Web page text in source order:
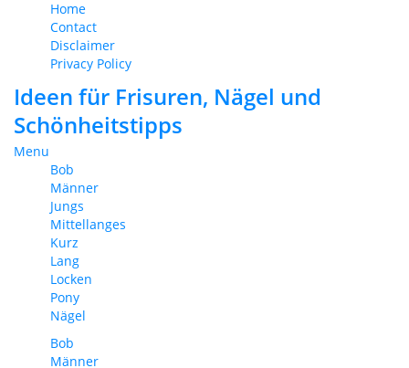
Home
Contact
Disclaimer
Privacy Policy
Ideen für Frisuren, Nägel und
Schönheitstipps
Menu
Bob
Männer
Jungs
Mittellanges
Kurz
Lang
Locken
Pony
Nägel
Bob
Männer